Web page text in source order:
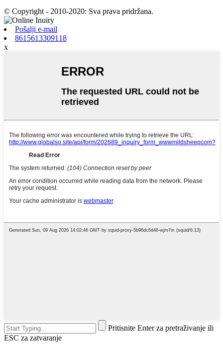
© Copyright - 2010-2020: Sva prava pridržana.
Pošalji e-mail
8615613309118
x
Pritisnite Enter za pretraživanje ili
ESC za zatvaranje